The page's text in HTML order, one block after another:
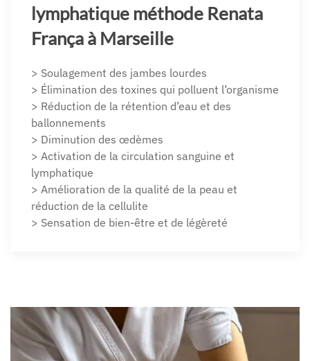
lymphatique méthode Renata
França à Marseille
> Soulagement des jambes lourdes
> Élimination des toxines qui polluent l’organisme
> Réduction de la rétention d’eau et des
ballonnements
> Diminution des œdèmes
> Activation de la circulation sanguine et
lymphatique
> Amélioration de la qualité de la peau et
réduction de la cellulite
> Sensation de bien-être et de légèreté